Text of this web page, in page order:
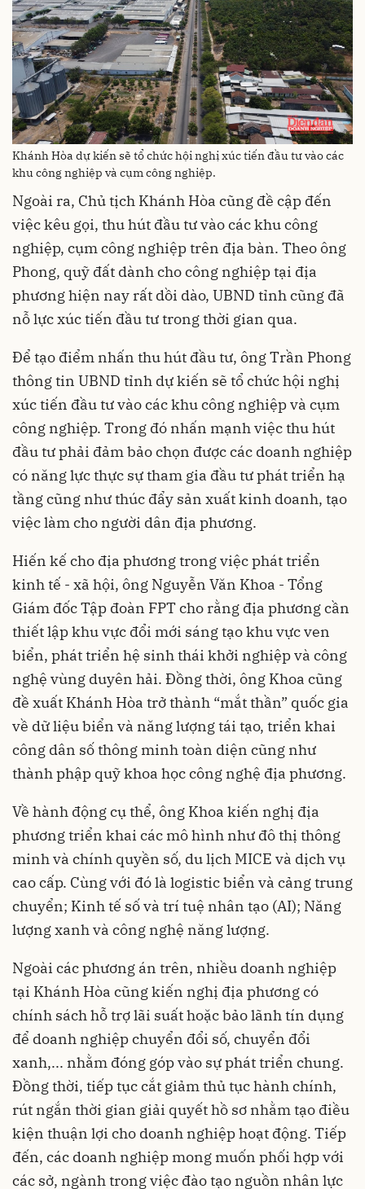
Khánh Hòa dự kiến sẽ tổ chức hội nghị xúc tiến đầu tư vào các
khu công nghiệp và cụm công nghiệp.
Ngoài ra, Chủ tịch Khánh Hòa cũng đề cập đến
việc kêu gọi, thu hút đầu tư vào các khu công
nghiệp, cụm công nghiệp trên địa bàn. Theo ông
Phong, quỹ đất dành cho công nghiệp tại địa
phương hiện nay rất dồi dào, UBND tỉnh cũng đã
nỗ lực xúc tiến đầu tư trong thời gian qua.
Để tạo điểm nhấn thu hút đầu tư, ông Trần Phong
thông tin UBND tỉnh dự kiến sẽ tổ chức hội nghị
xúc tiến đầu tư vào các khu công nghiệp và cụm
công nghiệp. Trong đó nhấn mạnh việc thu hút
đầu tư phải đảm bảo chọn được các doanh nghiệp
có năng lực thực sự tham gia đầu tư phát triển hạ
tầng cũng như thúc đẩy sản xuất kinh doanh, tạo
việc làm cho người dân địa phương.
Hiến kế cho địa phương trong việc phát triển
kinh tế - xã hội, ông Nguyễn Văn Khoa - Tổng
Giám đốc Tập đoàn FPT cho rằng địa phương cần
thiết lập khu vực đổi mới sáng tạo khu vực ven
biển, phát triển hệ sinh thái khởi nghiệp và công
nghệ vùng duyên hải. Đồng thời, ông Khoa cũng
đề xuất Khánh Hòa trở thành “mắt thần” quốc gia
về dữ liệu biển và năng lượng tái tạo, triển khai
công dân số thông minh toàn diện cũng như
thành phập quỹ khoa học công nghệ địa phương.
Về hành động cụ thể, ông Khoa kiến nghị địa
phương triển khai các mô hình như đô thị thông
minh và chính quyền số, du lịch MICE và dịch vụ
cao cấp. Cùng với đó là logistic biển và cảng trung
chuyển; Kinh tế số và trí tuệ nhân tạo (AI); Năng
lượng xanh và công nghệ năng lượng.
Ngoài các phương án trên, nhiều doanh nghiệp
tại Khánh Hòa cũng kiến nghị địa phương có
chính sách hỗ trợ lãi suất hoặc bảo lãnh tín dụng
để doanh nghiệp chuyển đổi số, chuyển đổi
xanh,... nhằm đóng góp vào sự phát triển chung.
Đồng thời, tiếp tục cắt giảm thủ tục hành chính,
rút ngắn thời gian giải quyết hồ sơ nhằm tạo điều
kiện thuận lợi cho doanh nghiệp hoạt động. Tiếp
đến, các doanh nghiệp mong muốn phối hợp với
các sở, ngành trong việc đào tạo nguồn nhân lực